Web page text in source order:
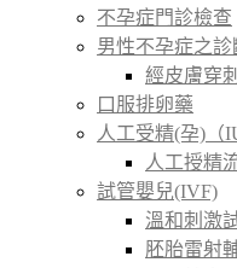
不孕症門診檢查
男性不孕症之
經皮膚穿
口服排卵藥
人工受精(孕)（
人工授精
試管嬰兒(IVF)
溫和刺激
胚胎雷射